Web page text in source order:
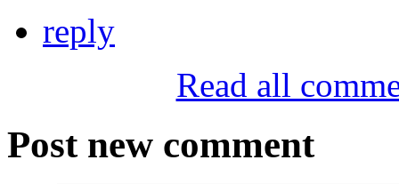
reply
Read all
Post new comment